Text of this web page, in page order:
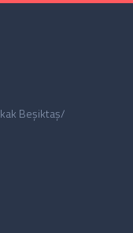
Beşiktaş/